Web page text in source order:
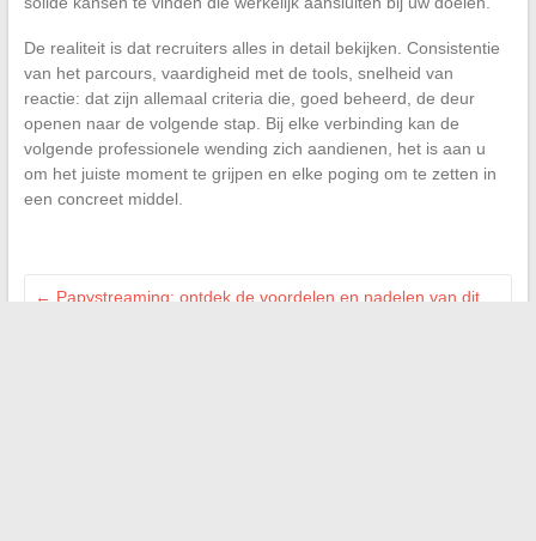
De realiteit is dat recruiters alles in detail bekijken. Consistentie
van het parcours, vaardigheid met de tools, snelheid van
reactie: dat zijn allemaal criteria die, goed beheerd, de deur
openen naar de volgende stap. Bij elke verbinding kan de
volgende professionele wending zich aandienen, het is aan u
om het juiste moment te grijpen en elke poging om te zetten in
een concreet middel.
← Papystreaming: ontdek de voordelen en nadelen van dit